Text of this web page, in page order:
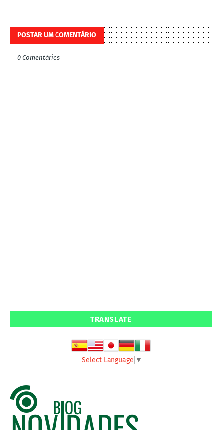
POSTAR UM COMENTÁRIO
0 Comentários
TRANSLATE
Select Language ▼